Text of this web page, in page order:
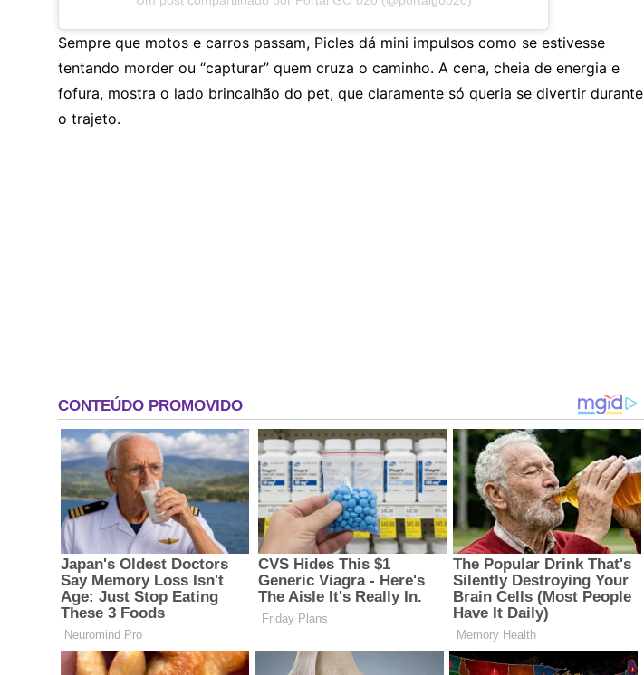
Sempre que motos e carros passam, Picles dá mini impulsos como se estivesse
tentando morder ou “capturar” quem cruza o caminho. A cena, cheia de energia e
fofura, mostra o lado brincalhão do pet, que claramente só queria se divertir durante
o trajeto.